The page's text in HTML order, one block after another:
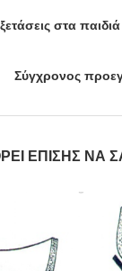
στα παιδιά
Σύγχρονος
ΕΠΊΣΗΣ ΝΑ